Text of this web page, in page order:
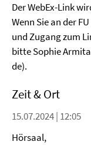
Der WebEx-Link
Wenn Sie an der
und Zugang zum
bitte Sophie
de).
Zeit & Ort
15.07.2024 | 12:05
Hörsaal,